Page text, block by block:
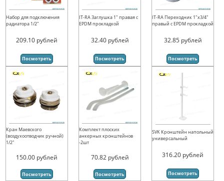
Набор для подключения
радиатора 1/2"
209.10 рублей
Посмотреть
IT-RA Заглушка 1" правая с
EPDM прокладкой
32.40 рублей
Посмотреть
IT-RA Переходник 1"х3/4"
правый с EPDM прокладкой
32.85 рублей
Посмотреть
Кран Маевского
(воздухоотводчик ручной)
1/2"
150.00 рублей
Посмотреть
Комплект плоских
анкерных кронштейнов
-2шт
70.82 рублей
Посмотреть
SVK Кронштейн напольный
универсальный
316.20 рублей
Посмотреть